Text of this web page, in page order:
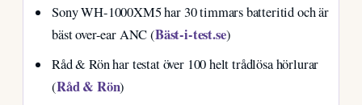
Sony WH-1000XM5 har 30 timmars batteritid och är
bäst over-ear ANC (Bäst-i-test.se)
Råd & Rön har testat över 100 helt trådlösa hörlurar
(Råd & Rön)